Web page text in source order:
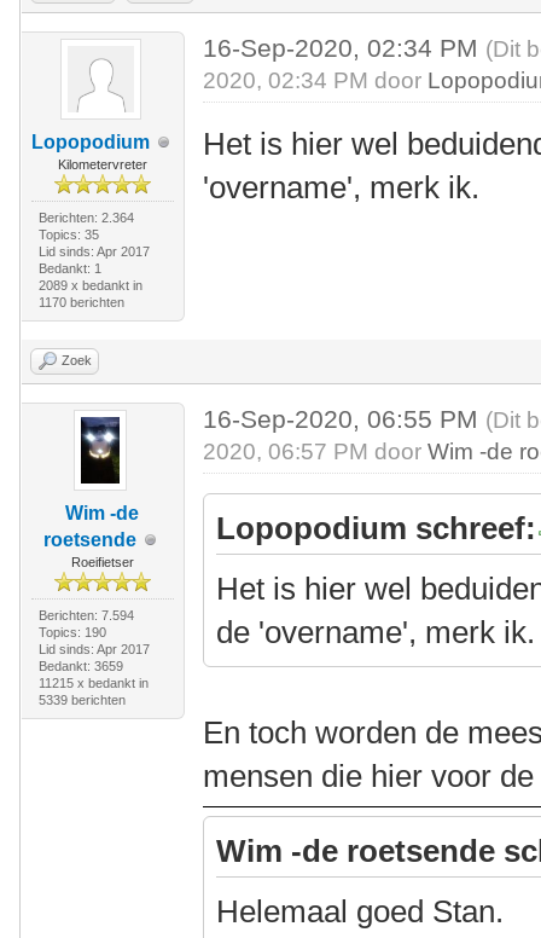
Lopopodium
Kilometervreter
Berichten: 2.364
Topics: 35
Lid sinds: Apr 2017
Bedankt: 1
2089 x bedankt in
1170 berichten
16-Sep-2020, 02:34 PM (Dit
2020, 02:34 PM door
Het is hier wel
'overname', merk ik.
Zoek
Wim -de
roetsende
Roeifietser
Berichten: 7.594
Topics: 190
Lid sinds: Apr 2017
Bedankt: 3659
11215 x bedankt in
5339 berichten
16-Sep-2020, 06:55 PM (Dit
2020, 06:57 PM doorWim -de
Lopopodium schreef:
Het is hier wel
de 'overname', merk ik.
En toch worden de
mensen die hier voor
Wim -de roetsende
Helemaal goed Stan.